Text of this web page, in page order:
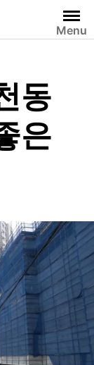
Menu
동
은